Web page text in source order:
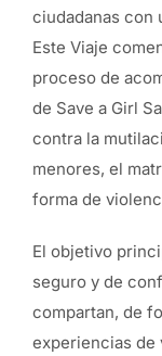
ciudadanas con
Este Viaje
proceso de
de Save a Girl
contra la
menores, el
forma de
El objetivo
seguro y de
compartan, de
experiencias de